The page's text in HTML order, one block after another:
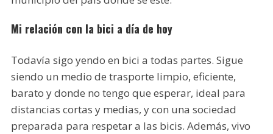
Mi relación con la bici a día de hoy
Todavía sigo yendo en bici a todas partes. Sigue
siendo un medio de trasporte limpio, eficiente,
barato y donde no tengo que esperar, ideal para
distancias cortas y medias, y con una sociedad
preparada para respetar a las bicis. Además, vivo